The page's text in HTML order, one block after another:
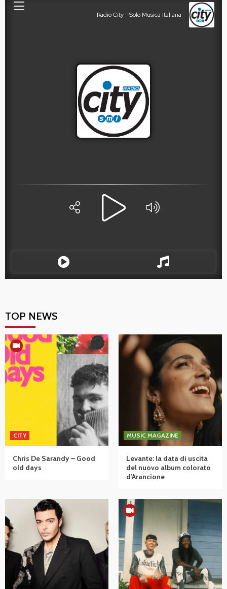
TOP NEWS
CITY
Chris De Sarandy – Good
old days
MUSIC MAGAZINE
Levante: la data di uscita
del nuovo album colorato
d’Arancione